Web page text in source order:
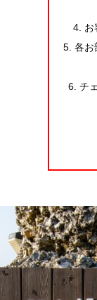
4. お
5. 各お
6. チ